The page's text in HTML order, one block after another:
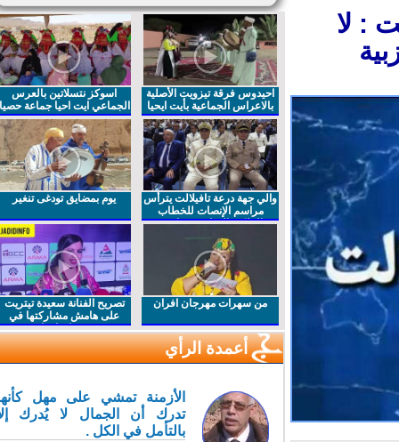
: لا
احيدوس فرقة تيزويت الأصلية
بالاعراس الجماعية بأيت ايحيا
اسوكز نتسلاتين بالعرس
الجماعي ايت احيا جماعة حصيا
والي جهة درعة تافيلالت يترأس
مراسم الإنصات للخطاب
الملكي السامي بمناسبة
يوم بمضايق تودغى تنغير
من سهرات مهرجان افران
تصريح الفنانة سعيدة تيتريت
على هامش مشاركتها في
مهرجان افران
أعمدة الرأي
الأزمنة تمشي على مهل كأنها
تدرك أن الجمال لا يُدرك إلا
بالتأمل في الكل .